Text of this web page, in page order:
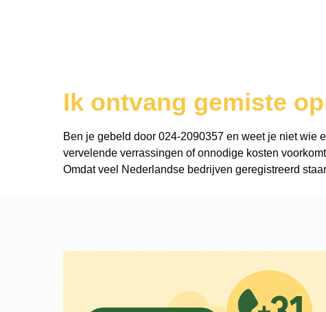
Ik ontvang gemiste
Ben je gebeld door 024-2090357 en weet je niet wie
vervelende verrassingen of onnodige kosten
Omdat veel Nederlandse bedrijven geregistreerd